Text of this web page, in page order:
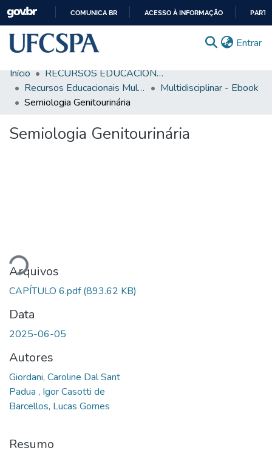
CONTEÚDO
COMUNICA BR ACESSO À INFORMAÇÃO
Entrar
Comunidades & Coleções
Busca Facetada
Estatísticas
Início
RECURSOS EDUCACIONAIS
Recursos Educacionais Multidisciplinares
Multidisciplinar - Ebook
Semiologia Genitourinária
Semiologia Genitourinária
Carregando...
Arquivos
CAPÍTULO 6.pdf(893.62 KB)
Data
2025-06-05
Autores
Giordani, Caroline Dal Sant
Padua , Igor Casotti de
Barcellos, Lucas Gomes
Resumo